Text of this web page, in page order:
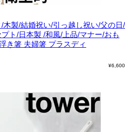
製/結婚祝い/引っ越し祝い/父の日/
ト/日本製 /和風/上品/マナー/おも
き箸 夫婦箸 プラスディ
¥6,600